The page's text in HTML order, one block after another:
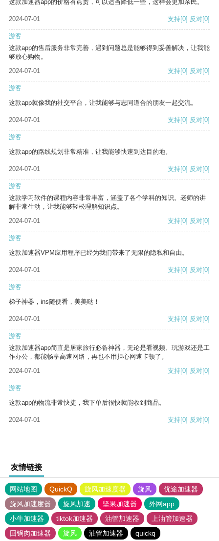
这款加速器app的价格有点贵，可以适当降低一些，这样会更加亲民。
2024-07-01 支持[0] 反对[0]
游客
这款app的售后服务非常完善，遇到问题总是能够得到妥善解决，让我能
够放心购物。
2024-07-01
支持[0] 反对[0]
游客
这款app就像我的社交平台，让我能够与志同道合的朋友一起交流。
2024-07-01 支持[0] 反对[0]
游客
这款app的路线规划非常精准，让我能够快速到达目的地。
2024-07-01 支持[0] 反对[0]
游客
这款学习软件的课程内容非常丰富，涵盖了各个学科的知识。老师的讲
解非常生动，让我能够轻松理解知识点。
2024-07-01
支持[0] 反对[0]
游客
这款加速器VPM应用程序已经为我们带来了无限的隐私和自由。
2024-07-01 支持[0] 反对[0]
游客
梯子神器，ins随便看，美美哒！
2024-07-01 支持[0] 反对[0]
游客
这款加速器app简直是居家旅行必备神器，无论是看视频、玩游戏还是工
作办公，都能畅享高速网络，再也不用担心网速卡顿了。
2024-07-01
支持[0] 反对[0]
游客
这款app的物流非常快捷，我下单后很快就能收到商品。
2024-07-01 支持[0] 反对[0]
友情链接
网站地图 QuickQ 旋风加速度器 旋风
优途加速器
旋风加速度器
旋风加速 坚果加速器
外网app
小牛加速器
tiktok加速器 油管加速器
上油管加速器
回锅肉加速器
旋风 油管加速器 quickq